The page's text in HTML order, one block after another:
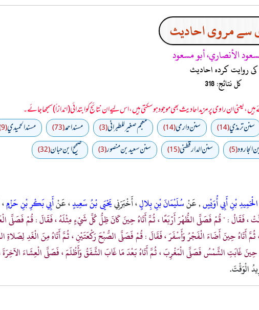
سے مروی احادیث
الأنصاري، أبو مسعود
کی روایت کردہ احادیث
کل نتائج: 318
سنن ترمذي(14) سنن دارمي(14) معجم صغير للطبراني(3) مسند احمد(73) مسند الحميدي(9)
الجارود(5) سنن الدارقطني(15) سنن سعید بن منصور(3) صحیح ابن حبان(32)
بْنِ أَبِي أُوَيْسٍ, عَنْسُلَيْمَانَ بْنِ بِلالٍ، أَخْبَرَنِييَحْيَى بْنُ سَعِيدٍ، عَنْأَبِي بَكْرِ بْنِ حَزْمٍ
فَقَالُ : " قُمْ فَصَلَّى الظُّهْرَ أَرْبَعًا ، ثُمَّ أَتَاهُ حِينَ كَانَ ظِلُّ كُلِّ شَيْءٍ مِثْلَهُ ، فَقَالَ : قُمْ فَصَلَّى
أَتَاهُ حِينَ أَضَاءَ الْفَجْرُ وَأَسْفَرَ ، فَقَالَ : قُمْ فَصَلَّى الصُّبْحَ رَكْعَتَيْنِ ، ثُمَّ أَتَاهُ مِنَ الْغَدِ
غَابَتِ الشَّمْسُ فَصَلَّى الْمَغْرِبَ ، ثُمَّ أَتَاهُ بَعْدَ مَا غَابَ الشَّفَقُ وَأَظْلَمَ ، فَصَلَّى الْعِشَاءَ الآخِرَةَ
الْوَقْتَ.